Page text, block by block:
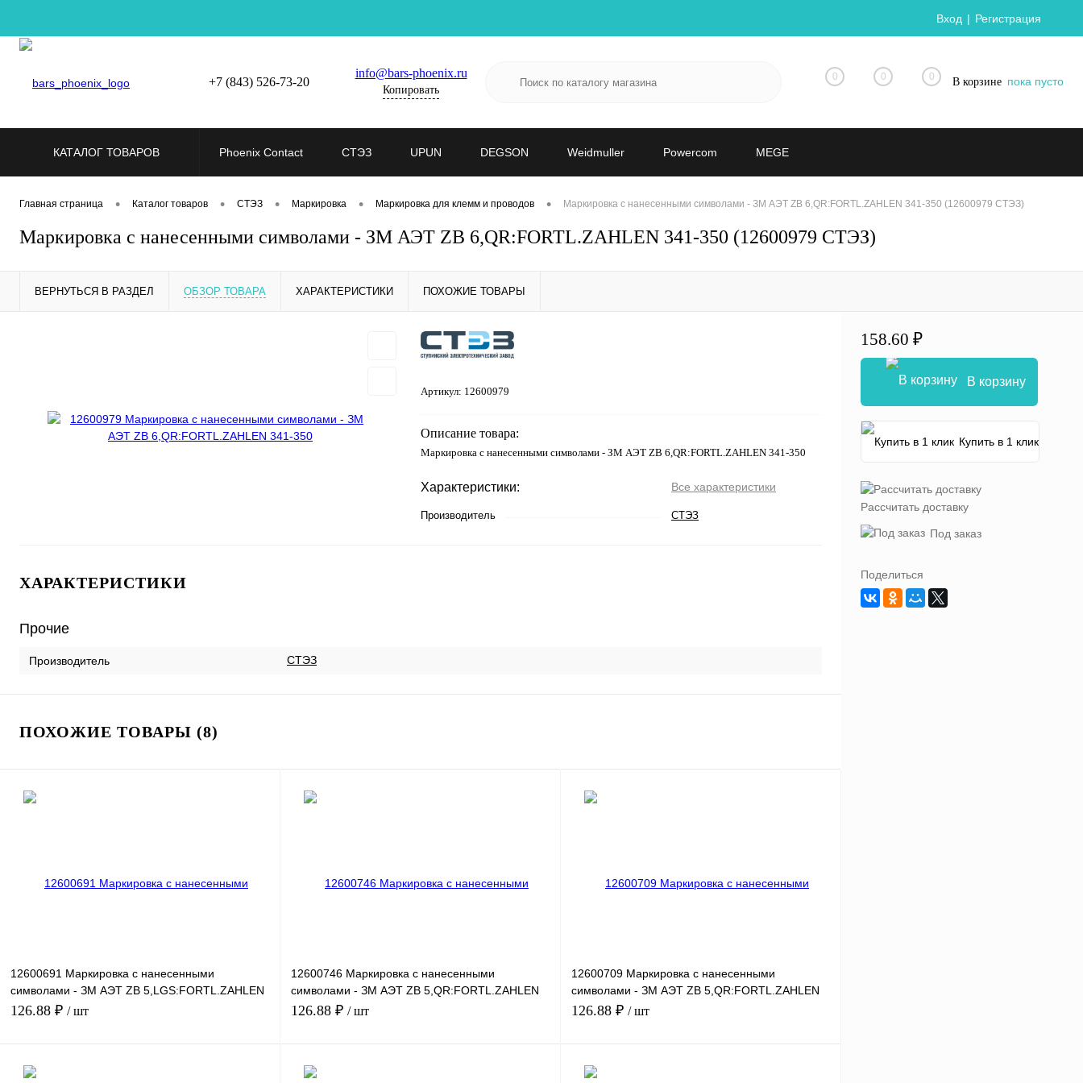
Вход Регистрация
+7 (843) 526-73-20
info@bars-phoenix.ru
Копировать
0 0 0 В корзине пока пусто
КАТАЛОГ ТОВАРОВ Phoenix Contact СТЭЗ UPUN DEGSON Weidmuller Powercom MEGE
Главная страница • Каталог товаров • СТЭЗ • Маркировка • Маркировка для клемм и проводов • Маркировка с нанесенными символами - ЗМ АЭТ ZB 6,QR:FORTL.ZAHLEN 341-350 (12600979 СТЭЗ)
Маркировка с нанесенными символами - ЗМ АЭТ ZB 6,QR:FORTL.ZAHLEN 341-350 (12600979 СТЭЗ)
ВЕРНУТЬСЯ В РАЗДЕЛ ОБЗОР ТОВАРА ХАРАКТЕРИСТИКИ ПОХОЖИЕ ТОВАРЫ
Артикул: 12600979
Описание товара:
Маркировка с нанесенными символами - ЗМ АЭТ ZB 6,QR:FORTL.ZAHLEN 341-350
Характеристики: Все характеристики
Производитель СТЭЗ
ХАРАКТЕРИСТИКИ
Прочие
Производитель СТЭЗ
ПОХОЖИЕ ТОВАРЫ (8)
12600691 Маркировка с нанесенными
символами - ЗМ АЭТ ZB 5,LGS:FORTL.ZAHLEN
441-450
126.88 ₽ / шт
12600746 Маркировка с нанесенными
символами - ЗМ АЭТ ZB 5,QR:FORTL.ZAHLEN
491-500
126.88 ₽ / шт
12600709 Маркировка с нанесенными
символами - ЗМ АЭТ ZB 5,QR:FORTL.ZAHLEN
121-130
126.88 ₽ / шт
158.60 ₽
В корзину
Купить в 1 клик
Рассчитать доставку
Под заказ
Поделиться